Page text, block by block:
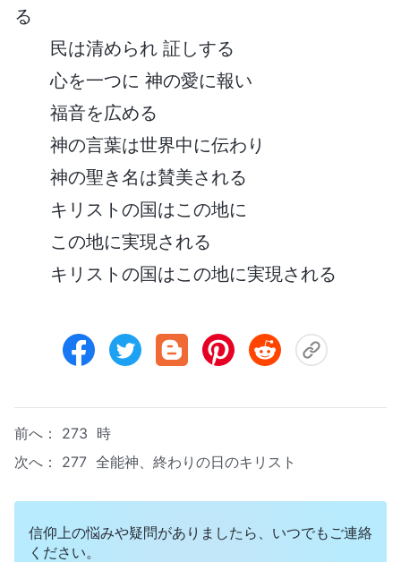
る
民は清められ 証しする
心を一つに 神の愛に報い
福音を広める
神の言葉は世界中に伝わり
神の聖き名は賛美される
キリストの国はこの地に
この地に実現される
キリストの国はこの地に実現される
前へ： 273 時
次へ： 277 全能神、終わりの日のキリスト
信仰上の悩みや疑問がありましたら、いつでもご連絡
ください。